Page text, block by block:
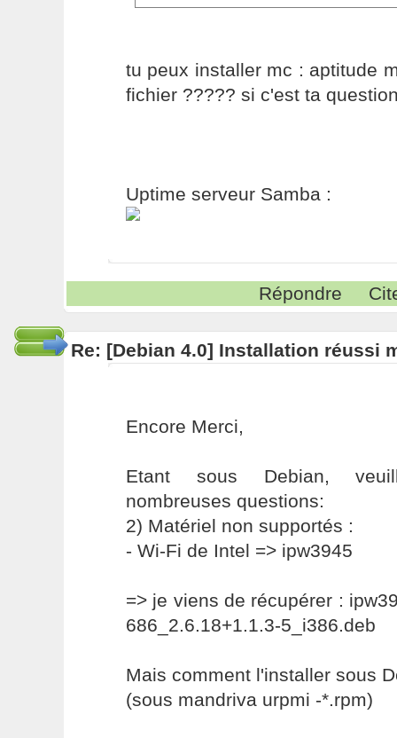
tu peux installer mc : aptitude
fichier ????? si c'est ta
Uptime serveur Samba :
Répondre
Re: [Debian 4.0] Installation réussi
Encore Merci,
Etant sous Debian,
nombreuses questions:
2) Matériel non supportés :
- Wi-Fi de Intel => ipw3945
=> je viens de récupérer :
686_2.6.18+1.1.3-5_i386.deb
Mais comment l'installer sous
(sous mandriva urpmi -*.rpm)